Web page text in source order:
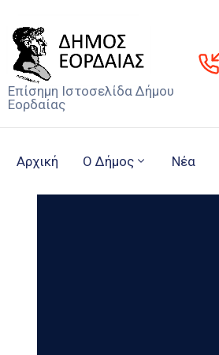
Επίσημη Ιστοσελίδα Δήμου
Εορδαίας
Αρχική Ο Δήμος Νέα